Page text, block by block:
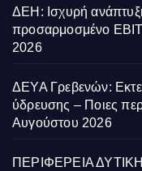
ΔΕΗ: Ισχυρή
προσαρμοσμένο
2026
ΔΕΥΑ Γρεβενών:
ύδρευσης – Ποιες
Αυγούστου 2026
ΠΕΡΙΦΕΡΕΙΑ